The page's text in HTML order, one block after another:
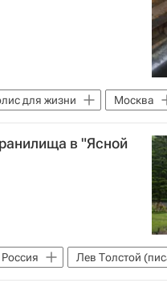
для жизни
Москва
Городское хозяйство
в "Ясной
Россия
Лев Толстой